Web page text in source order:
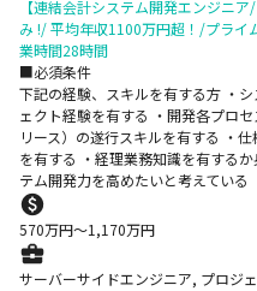
【連結会計システム開発エンジニ
み !/ 平均年収1100万円超！/プライ
業時間28時間
■必須条件
下記の経験、スキルを有する方 ・
ェクト経験を有する ・開発各プロ
リース）の遂行スキルを有する ・
を有する ・経理業務知識を有する
テム開発力を高めたいと考えている
570万円〜1,170万円
サーバーサイドエンジニア, プロジ